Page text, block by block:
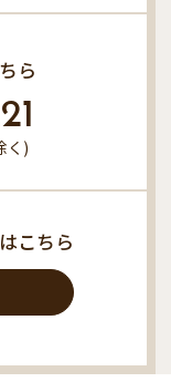
ら
く)
こちら